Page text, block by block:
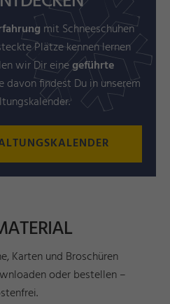
mit Schneeschuhen
Plätze kennen lernen
wir Dir einegeführte
davon findest Du in unserem
Karten und Broschüren
oder bestellen –